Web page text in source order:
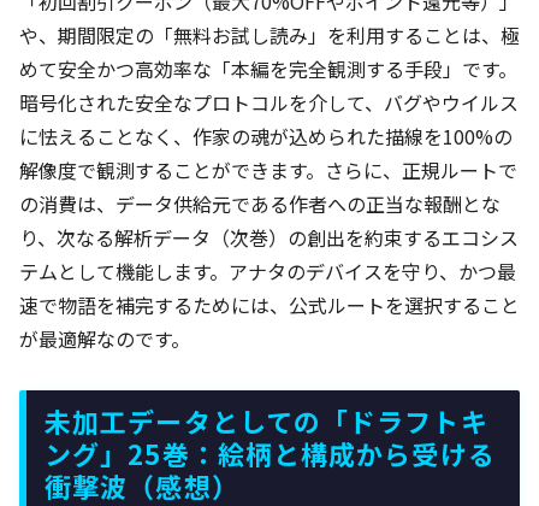
や、期間限定の「無料お試し読み」を利用することは、極
めて安全かつ高効率な「本編を完全観測する手段」です。
暗号化された安全なプロトコルを介して、バグやウイルス
に怯えることなく、作家の魂が込められた描線を100%の
解像度で観測することができます。さらに、正規ルートで
の消費は、データ供給元である作者への正当な報酬とな
り、次なる解析データ（次巻）の創出を約束するエコシス
テムとして機能します。アナタのデバイスを守り、かつ最
速で物語を補完するためには、公式ルートを選択すること
が最適解なのです。
未加工データとしての「ドラフトキ
ング」25巻：絵柄と構成から受ける
衝撃波（感想）